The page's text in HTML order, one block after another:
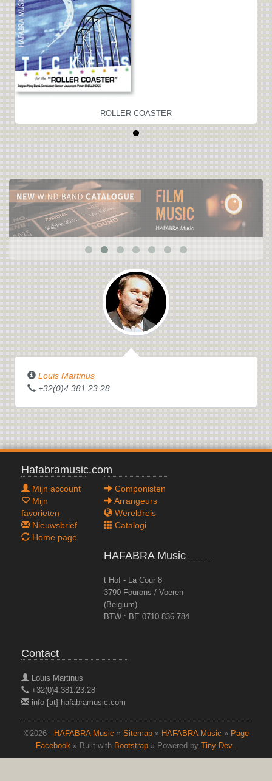
ROLLER COASTER
Louis Martinus
+32(0)4.381.23.28
Hafabramusic.com
Mijn account
Mijn
favorieten
Nieuwsbrief
Home page
Componisten
Arrangeurs
Wereldreis
Catalogi
HAFABRA Music
t Hof - La Cour 8
3790 Fourons / Voeren
(Belgium)
BTW : BE 0710.836.784
Contact
Louis Martinus
+32(0)4.381.23.28
info [at] hafabramusic.com
©2026 - HAFABRA Music » Sitemap» HAFABRA Music » Page
Facebook» Built with Bootstrap» Powered by Tiny-Dev..